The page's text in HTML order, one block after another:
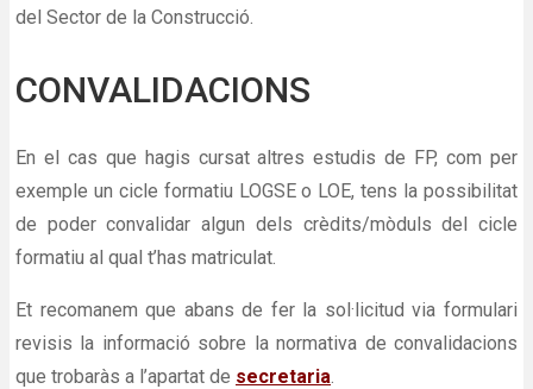
del Sector de la Construcció.
CONVALIDACIONS
En el cas que hagis cursat altres estudis de FP, com per
exemple un cicle formatiu LOGSE o LOE, tens la possibilitat
de poder convalidar algun dels crèdits/mòduls del cicle
formatiu al qual t’has matriculat.
Et recomanem que abans de fer la sol·licitud via formulari
revisis la informació sobre la normativa de convalidacions
que trobaràs a l’apartat de secretaria.